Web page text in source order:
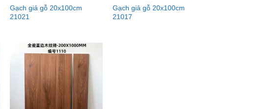
Gạch giả gỗ 20x100cm
21021
Gạch giả gỗ 20x100cm
21017